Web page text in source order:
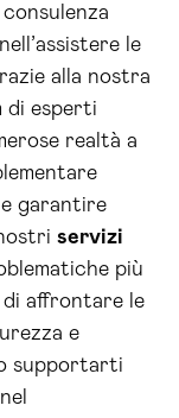
le
alla nostra
di esperti
realtà a
e garantire
servizi
più
di affrontare le
e
supportarti